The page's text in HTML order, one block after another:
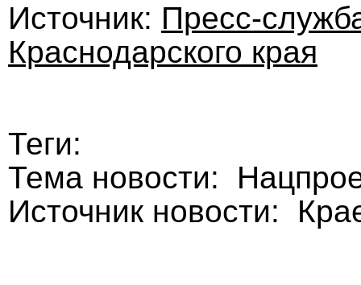
Источник: Пресс-
Краснодарского края
Теги:
Тема новости:
Источник новости: